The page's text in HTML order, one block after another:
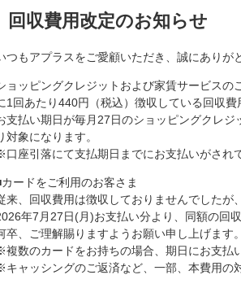
回収費用改定のお知らせ
つもアプラスをご愛顧いただき、誠にありが
ョッピングクレジットおよび家賃サービス
1回あたり440円（税込）徴収している回収費
支払い期日が毎月27日のショッピングクレ
対象になります。
座引落にて支払期日までにお支払いがされ
ードをご利用のお客さま
来、回収費用は徴収しておりませんでしたが
年7月27日(月)お支払い分より、同額の回
卒、ご理解賜りますようお願い申し上げます。
数のカードをお持ちの場合、期日にお支払
ャッシングのご返済など、一部、本費用の
レカ防ごう不正利用
フィッシング詐欺の被害に遭わないために